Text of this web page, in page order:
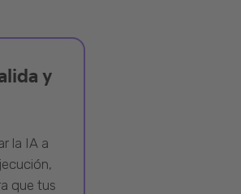
y
la IA a
que tus